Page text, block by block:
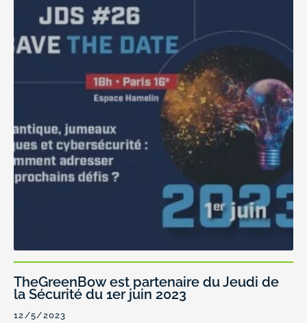
TheGreenBow est partenaire du Jeudi de
la Sécurité du 1er juin 2023
12/5/2023